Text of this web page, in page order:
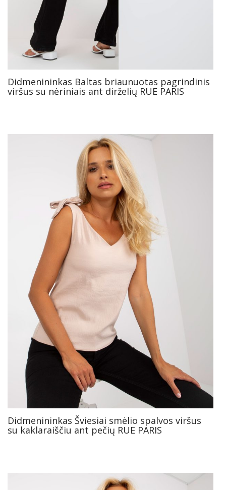
Didmenininkas Baltas briaunuotas pagrindinis
viršus su nėriniais ant dirželių RUE PARIS
Didmenininkas Šviesiai smėlio spalvos viršus
su kaklaraiščiu ant pečių RUE PARIS